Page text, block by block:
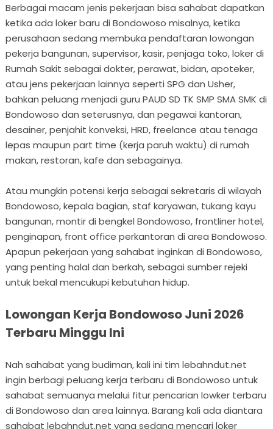
Berbagai macam jenis pekerjaan bisa sahabat dapatkan
ketika ada loker baru di Bondowoso misalnya, ketika
perusahaan sedang membuka pendaftaran lowongan
pekerja bangunan, supervisor, kasir, penjaga toko, loker di
Rumah Sakit sebagai dokter, perawat, bidan, apoteker,
atau jens pekerjaan lainnya seperti SPG dan Usher,
bahkan peluang menjadi guru PAUD SD TK SMP SMA SMK di
Bondowoso dan seterusnya, dan pegawai kantoran,
desainer, penjahit konveksi, HRD, freelance atau tenaga
lepas maupun part time (kerja paruh waktu) di rumah
makan, restoran, kafe dan sebagainya.
Atau mungkin potensi kerja sebagai sekretaris di wilayah
Bondowoso, kepala bagian, staf karyawan, tukang kayu
bangunan, montir di bengkel Bondowoso, frontliner hotel,
penginapan, front office perkantoran di area Bondowoso.
Apapun pekerjaan yang sahabat inginkan di Bondowoso,
yang penting halal dan berkah, sebagai sumber rejeki
untuk bekal mencukupi kebutuhan hidup.
Lowongan Kerja Bondowoso Juni 2026
Terbaru Minggu Ini
Nah sahabat yang budiman, kali ini tim lebahndut.net
ingin berbagi peluang kerja terbaru di Bondowoso untuk
sahabat semuanya melalui fitur pencarian lowker terbaru
di Bondowoso dan area lainnya. Barang kali ada diantara
sahabat lebahndut.net yang sedang mencari loker